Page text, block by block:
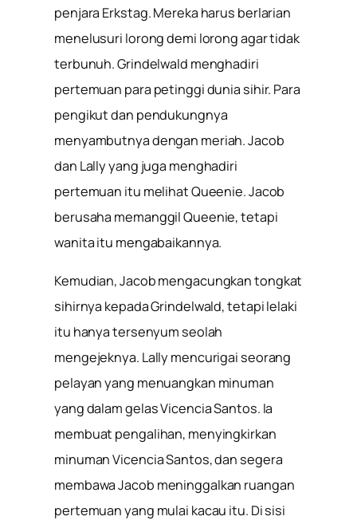
penjara Erkstag. Mereka harus berlarian
menelusuri lorong demi lorong agar tidak
terbunuh. Grindelwald menghadiri
pertemuan para petinggi dunia sihir. Para
pengikut dan pendukungnya
menyambutnya dengan meriah. Jacob
dan Lally yang juga menghadiri
pertemuan itu melihat Queenie. Jacob
berusaha memanggil Queenie, tetapi
wanita itu mengabaikannya.
Kemudian, Jacob mengacungkan tongkat
sihirnya kepada Grindelwald, tetapi lelaki
itu hanya tersenyum seolah
mengejeknya. Lally mencurigai seorang
pelayan yang menuangkan minuman
yang dalam gelas Vicencia Santos. Ia
membuat pengalihan, menyingkirkan
minuman Vicencia Santos, dan segera
membawa Jacob meninggalkan ruangan
pertemuan yang mulai kacau itu. Di sisi